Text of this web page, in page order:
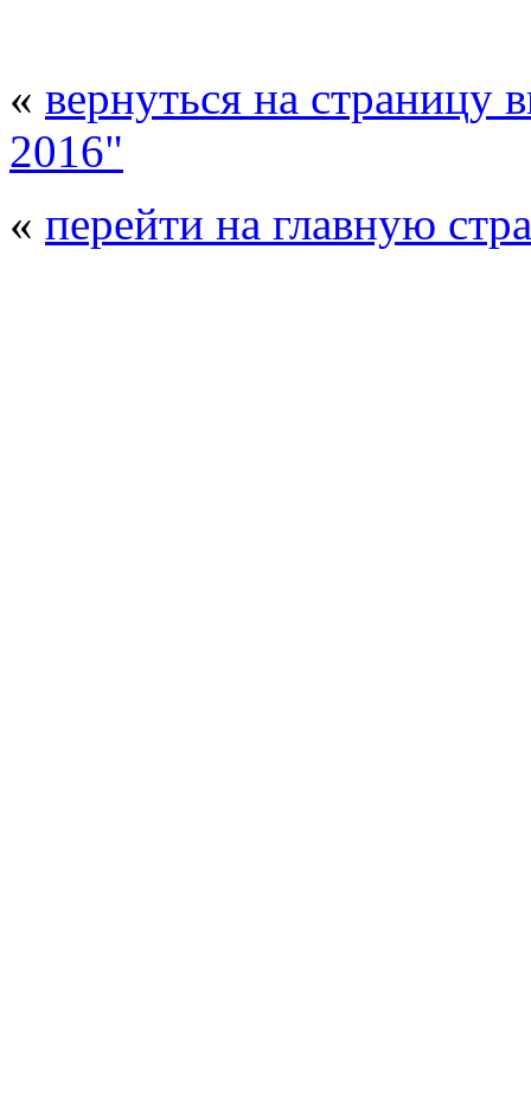
« вернуться на страницу
2016"
« перейти на главную